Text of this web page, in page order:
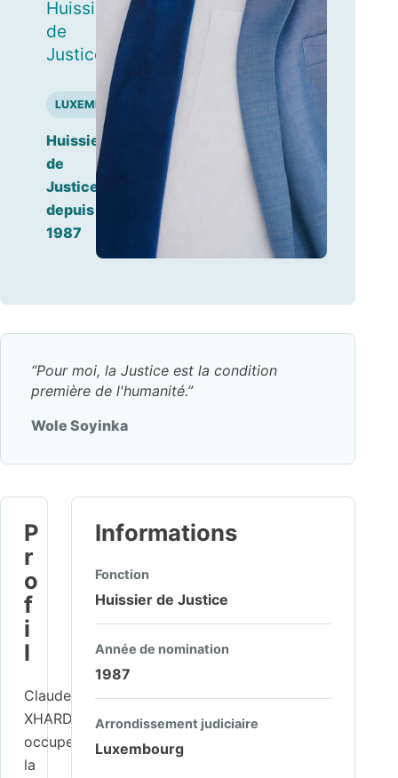
Huissier
de
Justice
LUXEMBOURG
Huissier
de
Justice
depuis
1987
Pour moi, la Justice est la condition
première de l'humanité.
Wole Soyinka
P
r
o
f
i
l
Claude
XHARDÉ
occupe
la
Informations
Fonction
Huissier de Justice
Année de nomination
1987
Arrondissement judiciaire
Luxembourg